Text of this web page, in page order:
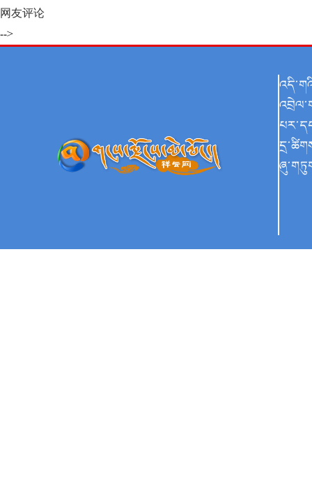
网友评论
-->